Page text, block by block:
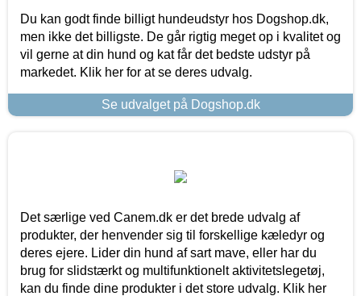
Du kan godt finde billigt hundeudstyr hos Dogshop.dk,
men ikke det billigste. De går rigtig meget op i kvalitet og
vil gerne at din hund og kat får det bedste udstyr på
markedet. Klik her for at se deres udvalg.
Se udvalget på Dogshop.dk
Det særlige ved Canem.dk er det brede udvalg af
produkter, der henvender sig til forskellige kæledyr og
deres ejere. Lider din hund af sart mave, eller har du
brug for slidstærkt og multifunktionelt aktivitetslegetøj,
kan du finde dine produkter i det store udvalg. Klik her